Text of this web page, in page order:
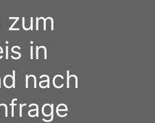
zum
in
nach